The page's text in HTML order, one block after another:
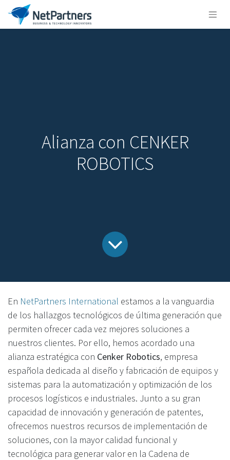
Alianza con CENKER
ROBOTICS
En NetPartners International estamos a la vanguardia
de los hallazgos tecnológicos de última generación que
permiten ofrecer cada vez mejores soluciones a
nuestros clientes. Por ello, hemos acordado una
alianza estratégica con Cenker Robotics, empresa
española dedicada al diseño y fabricación de equipos y
sistemas para la automatización y optimización de los
procesos logísticos e industriales. Junto a su gran
capacidad de innovación y generación de patentes,
ofrecemos nuestros recursos de implementación de
soluciones, con la mayor calidad funcional y
tecnológica para generar valor en la Cadena de